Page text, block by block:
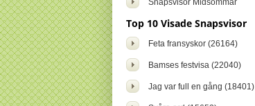
Snapsvisor Midsommar
Top 10 Visade Snapsvisor
Feta fransyskor (26164)
Bamses festvisa (22040)
Jag var full en gång (18401)